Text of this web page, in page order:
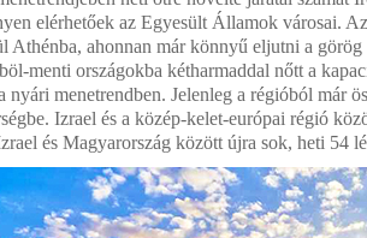
elérhetőek az Egyesült Államok városai.
Athénba, ahonnan már könnyű eljutni a
menti országokba kétharmaddal nőtt a
nyári menetrendben. Jelenleg a régióból már
Izrael és a közép-kelet-európai régió
és Magyarország között újra sok, heti 54